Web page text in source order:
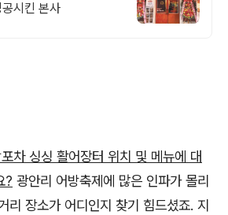
시킨 본사
차 싱싱 활어장터 위치 및 메뉴에 대
? 광안리 어방축제에 많은 인파가 몰리
리 장소가 어디인지 찾기 힘드셨죠. 지